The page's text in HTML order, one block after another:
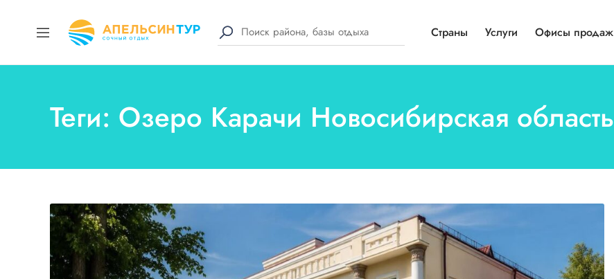
Страны Услуги Офисы продаж
Теги: Озеро Карачи Новосибирская область